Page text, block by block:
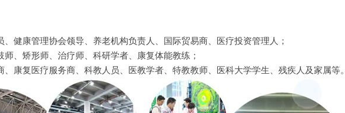
健康管理协会领导、养老机构负责人、国际贸易商、医疗投资管理人；
师、矫形师、治疗师、科研学者、康复体能教练；
康复医疗服务商、科教人员、医教学者、特教教师、医科大学学生、残疾人及家属等。